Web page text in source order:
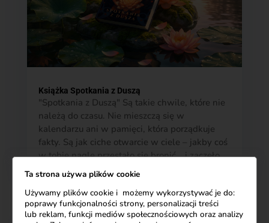
Książka Spotkania z Duszą
"Spotkania z Duszą" Są takie chwile, które nie
należą do czasu. Nie mieszczą się w
kalendarzu ani w pamięci, która porządkuje
fakty. Są jak ciche otwarcie w ciele – jakby coś
w tobie nagle przestało się bronić… i zaczęło
widzieć. Patrzysz na drugiego człowieka i to...
Ta strona używa plików cookie
Używamy plików cookie i możemy wykorzystywać je do:
poprawy funkcjonalności strony, personalizacji treści
lub reklam, funkcji mediów społecznościowych oraz analizy